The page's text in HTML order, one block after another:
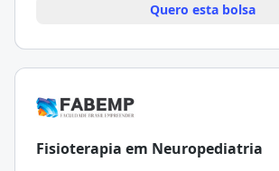
Quero esta bolsa
Fisioterapia em Neuropediatria